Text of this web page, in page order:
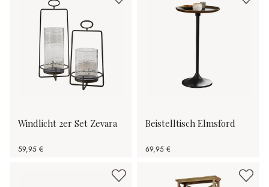
Windlicht 2er Set Zevara
59,95 €
Beistelltisch Elmsford
69,95 €